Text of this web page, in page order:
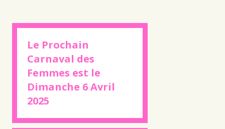
Le Prochain
Carnaval des
Femmes est le
Dimanche 6 Avril
2025